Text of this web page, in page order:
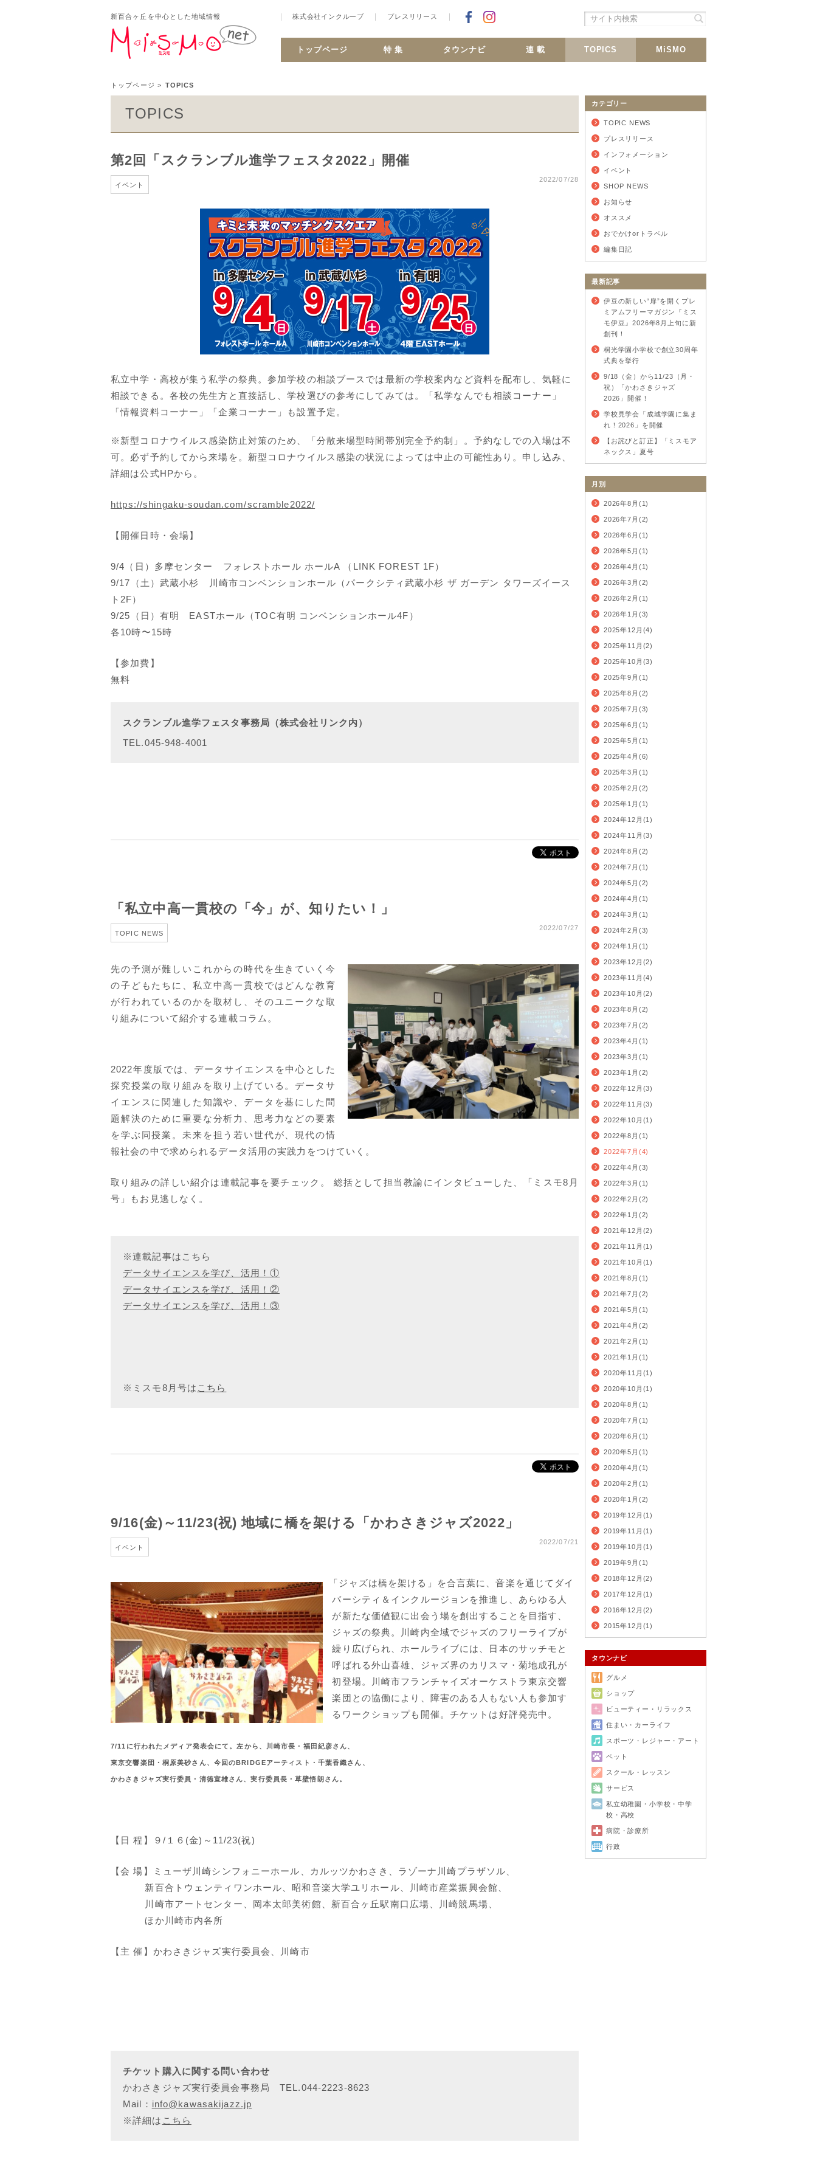
新百合ヶ丘を中心とした地域情報 株式会社インクルーブ プレスリリース Facebookでシェア
トップページ 特 集 タウンナビ 連 載 TOPICS MiSMO
トップページ > TOPICS
カテゴリー
TOPIC NEWS
プレスリリース
インフォメーション
イベント
SHOP NEWS
お知らせ
オススメ
おでかけorトラベル
編集日記
最新記事
伊豆の新しい“扉”を開くプレ
ミアムフリーマガジン『ミス
モ伊豆』2026年8月上旬に新
創刊！
桐光学園小学校で創立30周年
式典を挙行
9/18（金）から11/23（月・
祝）「かわさきジャズ
2026」開催！
学校見学会「成城学園に集ま
れ！2026」を開催
【お詫びと訂正】「ミスモア
ネックス」夏号
月別
2026年8月(1)
2026年7月(2)
2026年6月(1)
2026年5月(1)
2026年4月(1)
2026年3月(2)
2026年2月(1)
2026年1月(3)
2025年12月(4)
2025年11月(2)
2025年10月(3)
2025年9月(1)
2025年8月(2)
2025年7月(3)
2025年6月(1)
2025年5月(1)
2025年4月(6)
2025年3月(1)
2025年2月(2)
2025年1月(1)
2024年12月(1)
2024年11月(3)
2024年8月(2)
2024年7月(1)
2024年5月(2)
2024年4月(1)
2024年3月(1)
2024年2月(3)
2024年1月(1)
2023年12月(2)
2023年11月(4)
2023年10月(2)
2023年8月(2)
2023年7月(2)
2023年4月(1)
2023年3月(1)
2023年1月(2)
2022年12月(3)
2022年11月(3)
2022年10月(1)
2022年8月(1)
2022年7月(4)
2022年4月(3)
2022年3月(1)
2022年2月(2)
2022年1月(2)
2021年12月(2)
2021年11月(1)
2021年10月(1)
2021年8月(1)
2021年7月(2)
2021年5月(1)
2021年4月(2)
2021年2月(1)
2021年1月(1)
2020年11月(1)
2020年10月(1)
2020年8月(1)
2020年7月(1)
2020年6月(1)
2020年5月(1)
2020年4月(1)
2020年2月(1)
2020年1月(2)
2019年12月(1)
2019年11月(1)
2019年10月(1)
2019年9月(1)
2018年12月(2)
2017年12月(1)
2016年12月(2)
2015年12月(1)
タウンナビ
グルメ
ショップ
ビューティー・リラックス
住まい・カーライフ
スポーツ・レジャー・アート
ペット
スクール・レッスン
サービス
私立幼稚園・小学校・中学
校・高校
病院・診療所
行政
TOPICS
第2回「スクランブル進学フェスタ2022」開催
2022/07/28
イベント
私立中学・高校が集う私学の祭典。参加学校の相談ブースでは最新の学校案内など資料を配布し、気軽に
相談できる。各校の先生方と直接話し、学校選びの参考にしてみては。「私学なんでも相談コーナー」
「情報資料コーナー」「企業コーナー」も設置予定。
※新型コロナウイルス感染防止対策のため、「分散来場型時間帯別完全予約制」。予約なしでの入場は不
可。必ず予約してから来場を。新型コロナウイルス感染の状況によっては中止の可能性あり。申し込み、
詳細は公式HPから。
https://shingaku-soudan.com/scramble2022/
【開催日時・会場】
9/4（日）多摩センター フォレストホール ホールA （LINK FOREST 1F）
9/17（土）武蔵小杉 川崎市コンベンションホール（パークシティ武蔵小杉 ザ ガーデン タワーズイース
ト2F）
9/25（日）有明 EASTホール（TOC有明 コンベンションホール4F）
各10時〜15時
【参加費】
無料
スクランブル進学フェスタ事務局（株式会社リンク内）
TEL.045-948-4001
「私立中高一貫校の「今」が、知りたい！」
2022/07/27
TOPIC NEWS
先の予測が難しいこれからの時代を生きていく今
の子どもたちに、私立中高一貫校ではどんな教育
が行われているのかを取材し、そのユニークな取
り組みについて紹介する連載コラム。
2022年度版では、データサイエンスを中心とした
探究授業の取り組みを取り上げている。データサ
イエンスに関連した知識や、データを基にした問
題解決のために重要な分析力、思考力などの要素
を学ぶ同授業。未来を担う若い世代が、現代の情
報社会の中で求められるデータ活用の実践力をつけていく。
取り組みの詳しい紹介は連載記事を要チェック。 総括として担当教諭にインタビューした、「ミスモ8月
号」もお見逃しなく。
※連載記事はこちら
データサイエンスを学び、活用！①
データサイエンスを学び、活用！②
データサイエンスを学び、活用！③
※ミスモ8月号は こちら
9/16(金)～11/23(祝) 地域に橋を架ける「かわさきジャズ2022」
2022/07/21
イベント
「ジャズは橋を架ける」を合言葉に、音楽を通じてダイ
バーシティ＆インクルージョンを推進し、あらゆる人
が新たな価値観に出会う場を創出することを目指す、
ジャズの祭典。川崎内全域でジャズのフリーライブが
繰り広げられ、ホールライブには、日本のサッチモと
呼ばれる外山喜雄、ジャズ界のカリスマ・菊地成孔が
初登場。川崎市フランチャイズオーケストラ東京交響
楽団との協働により、障害のある人もない人も参加す
るワークショップも開催。チケットは好評発売中。
7/11に行われたメディア発表会にて。左から、川崎市長・福田紀彦さん、
東京交響楽団・桐原美砂さん、今回のBRIDGEアーティスト・千葉香織さん、
かわさきジャズ実行委員・清徳宣雄さん、実行委員長・草壁悟朗さん。
【日 程】９/１６(金)～11/23(祝)
【会 場】ミューザ川崎シンフォニーホール、カルッツかわさき、ラゾーナ川崎プラザソル、
新百合トウェンティワンホール、昭和音楽大学ユリホール、川崎市産業振興会館、
川崎市アートセンター、岡本太郎美術館、新百合ヶ丘駅南口広場、川崎競馬場、
ほか川崎市内各所
【主 催】かわさきジャズ実行委員会、川崎市
チケット購入に関する問い合わせ
かわさきジャズ実行委員会事務局 TEL.044-2223-8623
Mail： info@kawasakijazz.jp
※詳細は こちら